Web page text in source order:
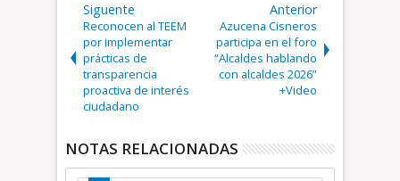
Siguente
Reconocen al TEEM
por implementar
prácticas de
transparencia
proactiva de interés
ciudadano
Anterior
Azucena Cisneros
participa en el foro
“Alcaldes hablando
con alcaldes 2026”
+Video
NOTAS RELACIONADAS